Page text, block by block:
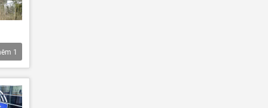
1